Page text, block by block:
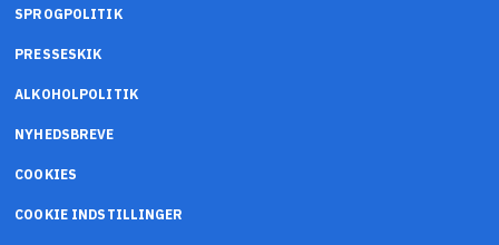
SPROGPOLITIK
PRESSESKIK
ALKOHOLPOLITIK
NYHEDSBREVE
COOKIES
COOKIE INDSTILLINGER